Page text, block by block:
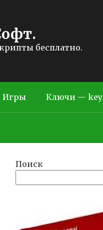
бесплатно.
Игры Ключи — key
Поиск